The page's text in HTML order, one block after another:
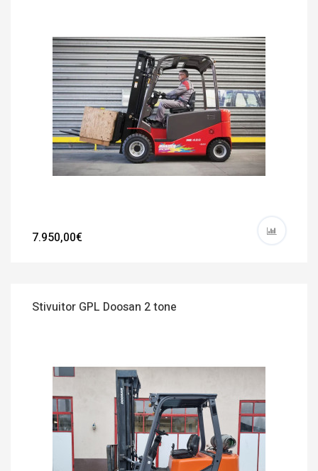
7.950,00€
Stivuitor GPL Doosan 2 tone